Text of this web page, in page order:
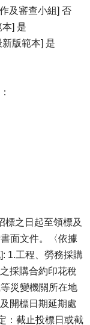
及審查小組] 否
] 是
版範本] 是
標之日起至領標及
面文件。〈依據
1.工程、勞務採購
採購合約印花稅
災變機關所在地
開標日期延期處
：截止投標日或截